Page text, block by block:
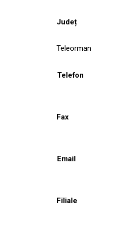
Județ
Teleorman
Telefon
Fax
Email
Filiale